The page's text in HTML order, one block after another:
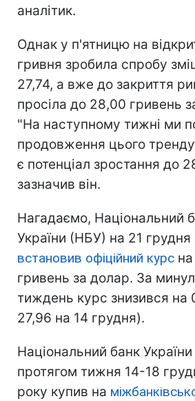
аналітик.
Однак у п'ятницю на
гривня зробила спробу
27,74, а вже до закриття
просіла до 28,00 гривень
"На наступному тижні ми
продовження цього
є потенціал зростання до
зазначив він.
Нагадаємо, Національний
України (НБУ) на 21
встановив офіційний курс на
гривень за долар. За
тиждень курс знизився на
27,96 на 14 грудня).
Національний банк
протягом тижня 14-18
року купив на